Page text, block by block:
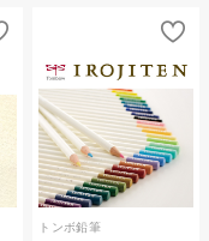
トンボ鉛筆